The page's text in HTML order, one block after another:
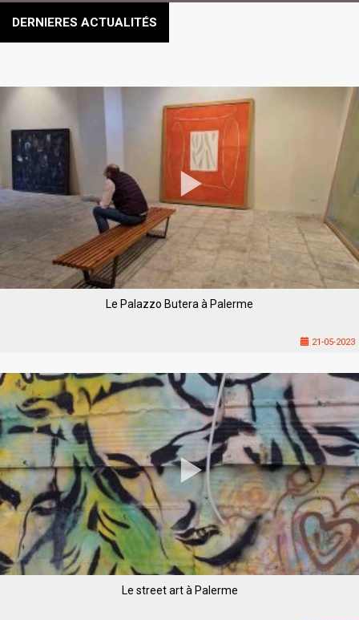
DERNIERES ACTUALITÉS
Le Palazzo Butera à Palerme
21-05-2023
Le street art à Palerme